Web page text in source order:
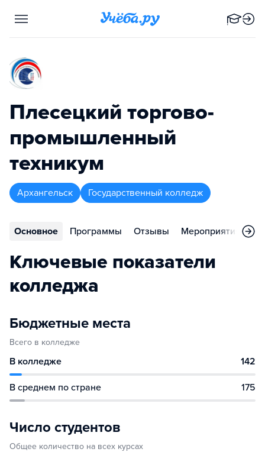
Плесецкий торгово-
промышленный
техникум
Архангельск Государственный колледж
Основное Программы Отзывы Мероприятия
Ключевые показатели
колледжа
Бюджетные места
Всего в колледже
В колледже 142
В среднем по стране 175
Число студентов
Общее количество на всех курсах